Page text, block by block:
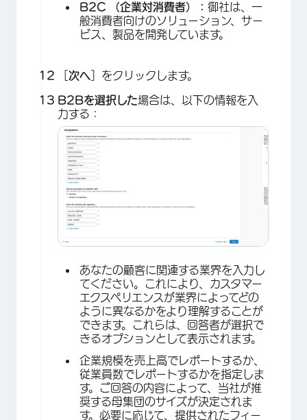
×
B2C
（企業対消費者） ： 御社は、一
般消費者向けのソリューション、サー
ビス、製品を開発しています。
次へ ］をクリックします。
B2Bを選択した場合は、以下の情報を入
力する：
あなたの顧客に関連する業界を入力し
てください。これにより、カスタマー
エクスペリエンスが業界によってどの
ように異なるかをより理解することが
できます。これらは、回答者が選択で
きるオプションとして表示されます。
企業規模を売上高でレポートするか、
従業員数でレポートするかを指定しま
す。ご回答の内容によって、当社が推
奨する母集団のサイズが決定されま
す。必要に応じて、提供されたフィー